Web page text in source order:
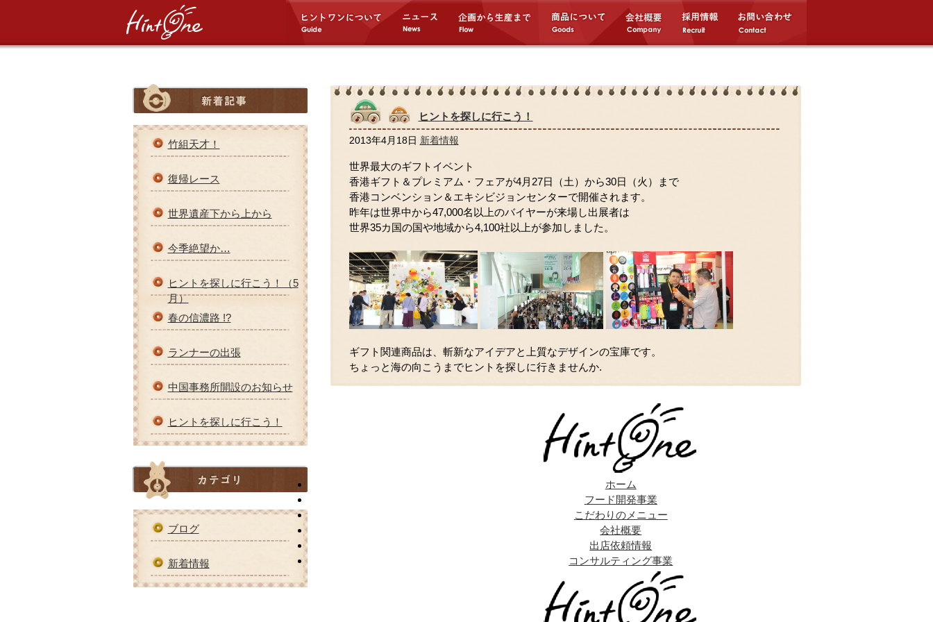
竹組天才！
復帰レース
世界遺産下から上から
今季絶望か…
ヒントを探しに行こう！（5
月）
春の信濃路 !?
ランナーの出張
中国事務所開設のお知らせ
ヒントを探しに行こう！
ブログ
新着情報
ヒントを探しに行こう！
2013年4月18日 新着情報
世界最大のギフトイベント
香港ギフト＆プレミアム・フェアが4月27日（土）から30日（火）まで
香港コンベンション＆エキシビジョンセンターで開催されます。
昨年は世界中から47,000名以上のバイヤーが来場し出展者は
世界35カ国の国や地域から4,100社以上が参加しました。
ギフト関連商品は、斬新なアイデアと上質なデザインの宝庫です。
ちょっと海の向こうまでヒントを探しに行きませんか.
ホーム
フード開発事業
こだわりのメニュー
会社概要
出店依頼情報
コンサルティング事業